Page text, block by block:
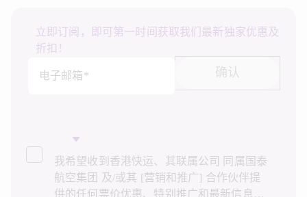
立即订阅，即可第一时间获取我们最新独家优惠及
折扣！
电子邮箱*
确认
我希望收到香港快运、其联属公司 同属国泰
航空集团 及/或其 [营销和推广] 合作伙伴提